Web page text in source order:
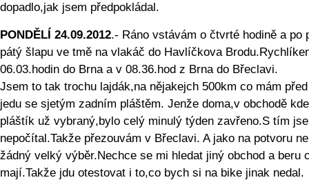
dopadlo,jak jsem předpokládal.
PONDĚLÍ 24.09.2012.- Ráno vstávám o čtvrté hodině a po
pátý šlapu ve tmě na vlakáč do Havlíčkova
06.03.hodin do Brna a v 08.36.hod z Brna do Břeclavi.
Jsem to tak trochu lajdák,na nějakejch 500km co mám
jedu se sjetým zadním pláštěm. Jenže doma,v obchodě
pláštík už vybraný,bylo celý minulý týden zavřeno.S tím
nepočítal.Takže přezouvám v Břeclavi. A jako na potvoru
žádný velký výběr.Nechce se mi hledat jiný obchod a beru
mají.Takže jdu otestovat i to,co bych si na bike jinak nedal.